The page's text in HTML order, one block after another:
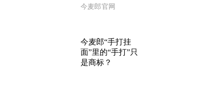
今麦郎官网
今麦郎“手打挂
面”里的“手打”只
是商标？